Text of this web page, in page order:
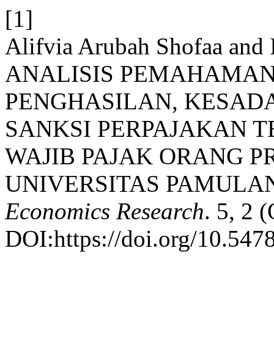
[1]
Alifvia Arubah Shofaa and
ANALISIS
PENGHASILAN,
SANKSI PERPAJAKAN
WAJIB PAJAK ORANG
UNIVERSITAS
Economics Research. 5, 2
DOI:https://doi.org/